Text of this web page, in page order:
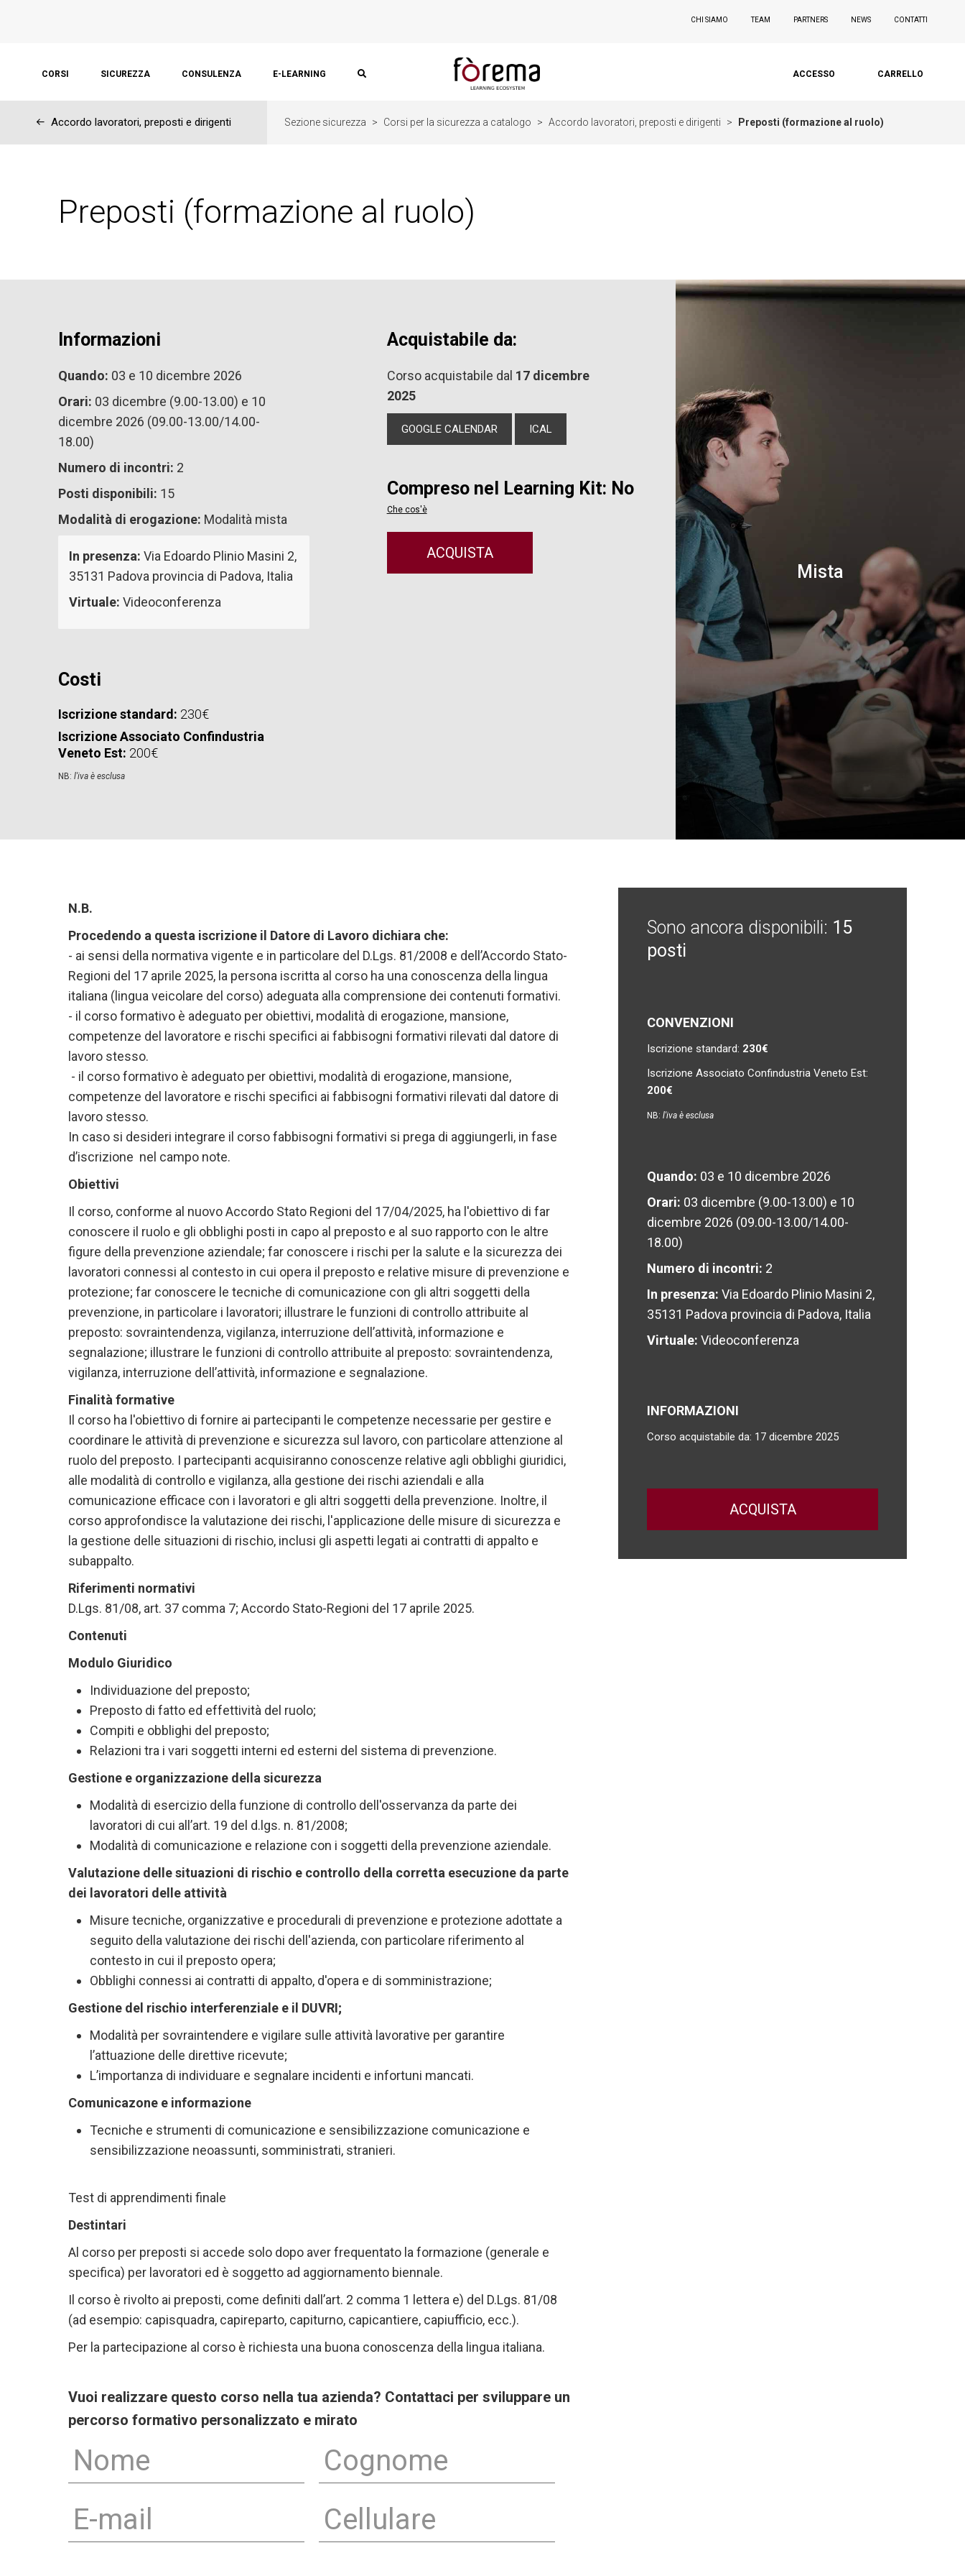
CONTATTI
NEWS
PARTNERS
TEAM
CHI SIAMO
E-LEARNING
CONSULENZA
SICUREZZA
CORSI CARRELLO
ACCESSO
← Accordo lavoratori, preposti e dirigenti Sezione sicurezza > Corsi per la sicurezza a catalogo > Accordo lavoratori, preposti e dirigenti > Preposti (formazione al ruolo)
Preposti (formazione al ruolo)
Informazioni
Quando: 03 e 10 dicembre 2026
Orari: 03 dicembre (9.00-13.00) e 10
dicembre 2026 (09.00-13.00/14.00-
18.00)
Numero di incontri: 2
Posti disponibili: 15
Modalità di erogazione: Modalità mista
In presenza: Via Edoardo Plinio Masini 2,
35131 Padova provincia di Padova, Italia
Virtuale: Videoconferenza
Costi
Iscrizione standard: 230€
Iscrizione Associato Confindustria
Veneto Est: 200€
NB: l'iva è esclusa
Acquistabile da:
Corso acquistabile dal 17 dicembre
2025
GOOGLE CALENDAR ICAL
Compreso nel Learning Kit: No
Che cos'è
ACQUISTA
Mista
N.B.
Procedendo a questa iscrizione il Datore di Lavoro dichiara che:
- ai sensi della normativa vigente e in particolare del D.Lgs. 81/2008 e dell’Accordo Stato-
Regioni del 17 aprile 2025, la persona iscritta al corso ha una conoscenza della lingua
italiana (lingua veicolare del corso) adeguata alla comprensione dei contenuti formativi.
- il corso formativo è adeguato per obiettivi, modalità di erogazione, mansione,
competenze del lavoratore e rischi specifici ai fabbisogni formativi rilevati dal datore di
lavoro stesso.
- il corso formativo è adeguato per obiettivi, modalità di erogazione, mansione,
competenze del lavoratore e rischi specifici ai fabbisogni formativi rilevati dal datore di
lavoro stesso.
In caso si desideri integrare il corso fabbisogni formativi si prega di aggiungerli, in fase
d’iscrizione nel campo note.
Obiettivi
Il corso, conforme al nuovo Accordo Stato Regioni del 17/04/2025, ha l'obiettivo di far
conoscere il ruolo e gli obblighi posti in capo al preposto e al suo rapporto con le altre
figure della prevenzione aziendale; far conoscere i rischi per la salute e la sicurezza dei
lavoratori connessi al contesto in cui opera il preposto e relative misure di prevenzione e
protezione; far conoscere le tecniche di comunicazione con gli altri soggetti della
prevenzione, in particolare i lavoratori; illustrare le funzioni di controllo attribuite al
preposto: sovraintendenza, vigilanza, interruzione dell’attività, informazione e
segnalazione; illustrare le funzioni di controllo attribuite al preposto: sovraintendenza,
vigilanza, interruzione dell’attività, informazione e segnalazione.
Finalità formative
Il corso ha l'obiettivo di fornire ai partecipanti le competenze necessarie per gestire e
coordinare le attività di prevenzione e sicurezza sul lavoro, con particolare attenzione al
ruolo del preposto. I partecipanti acquisiranno conoscenze relative agli obblighi giuridici,
alle modalità di controllo e vigilanza, alla gestione dei rischi aziendali e alla
comunicazione efficace con i lavoratori e gli altri soggetti della prevenzione. Inoltre, il
corso approfondisce la valutazione dei rischi, l'applicazione delle misure di sicurezza e
la gestione delle situazioni di rischio, inclusi gli aspetti legati ai contratti di appalto e
subappalto.
Riferimenti normativi
D.Lgs. 81/08, art. 37 comma 7; Accordo Stato-Regioni del 17 aprile 2025.
Contenuti
Modulo Giuridico
Individuazione del preposto;
Preposto di fatto ed effettività del ruolo;
Compiti e obblighi del preposto;
Relazioni tra i vari soggetti interni ed esterni del sistema di prevenzione.
Gestione e organizzazione della sicurezza
Modalità di esercizio della funzione di controllo dell'osservanza da parte dei
lavoratori di cui all’art. 19 del d.lgs. n. 81/2008;
Modalità di comunicazione e relazione con i soggetti della prevenzione aziendale.
Valutazione delle situazioni di rischio e controllo della corretta esecuzione da parte
dei lavoratori delle attività
Misure tecniche, organizzative e procedurali di prevenzione e protezione adottate a
seguito della valutazione dei rischi dell'azienda, con particolare riferimento al
contesto in cui il preposto opera;
Obblighi connessi ai contratti di appalto, d'opera e di somministrazione;
Gestione del rischio interferenziale e il DUVRI;
Modalità per sovraintendere e vigilare sulle attività lavorative per garantire
l’attuazione delle direttive ricevute;
L’importanza di individuare e segnalare incidenti e infortuni mancati.
Comunicazone e informazione
Tecniche e strumenti di comunicazione e sensibilizzazione comunicazione e
sensibilizzazione neoassunti, somministrati, stranieri.
Test di apprendimenti finale
Destintari
Al corso per preposti si accede solo dopo aver frequentato la formazione (generale e
specifica) per lavoratori ed è soggetto ad aggiornamento biennale.
Il corso è rivolto ai preposti, come definiti dall’art. 2 comma 1 lettera e) del D.Lgs. 81/08
(ad esempio: capisquadra, capireparto, capiturno, capicantiere, capiufficio, ecc.).
Per la partecipazione al corso è richiesta una buona conoscenza della lingua italiana.
Vuoi realizzare questo corso nella tua azienda? Contattaci per sviluppare un
percorso formativo personalizzato e mirato
Sono ancora disponibili: 15
posti
CONVENZIONI
Iscrizione standard: 230€
Iscrizione Associato Confindustria Veneto Est:
200€
NB:l'iva è esclusa
Quando: 03 e 10 dicembre 2026
Orari: 03 dicembre (9.00-13.00) e 10
dicembre 2026 (09.00-13.00/14.00-
18.00)
Numero di incontri: 2
In presenza:Via Edoardo Plinio Masini 2,
35131 Padova provincia di Padova, Italia
Virtuale:Videoconferenza
INFORMAZIONI
Corso acquistabile da: 17 dicembre 2025
ACQUISTA